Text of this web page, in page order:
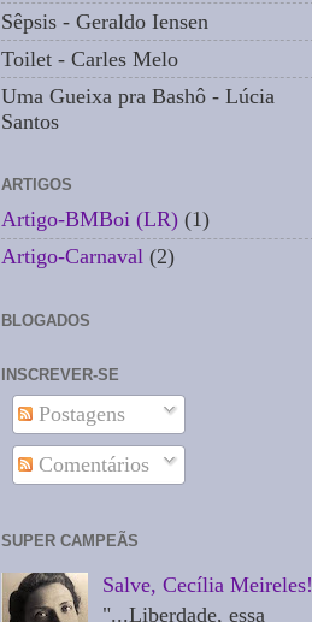
Sêpsis - Geraldo Iensen
Toilet - Carles Melo
Uma Gueixa pra Bashô - Lúcia
Santos
ARTIGOS
Artigo-BMBoi (LR) (1)
Artigo-Carnaval (2)
BLOGADOS
INSCREVER-SE
Postagens
Comentários
SUPER CAMPEÃS
Salve, Cecília Meireles!
"...Liberdade, essa